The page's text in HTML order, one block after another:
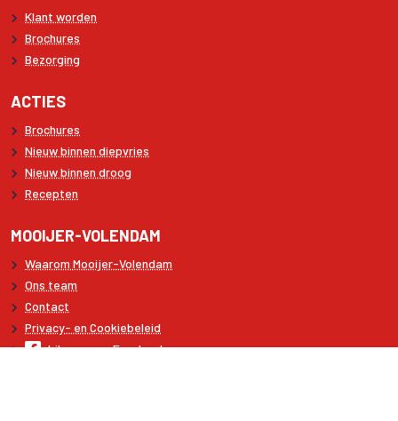
Klant worden
Brochures
Bezorging
ACTIES
Brochures
Nieuw binnen diepvries
Nieuw binnen droog
Recepten
MOOIJER-VOLENDAM
Waarom Mooijer-Volendam
Ons team
Contact
Privacy- en Cookiebeleid
Like ons op Facebook